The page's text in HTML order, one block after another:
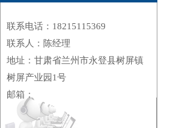
联系电话：18215115369
联系人：陈经理
地址：甘肃省兰州市永登县树屏镇
树屏产业园1号
邮箱：